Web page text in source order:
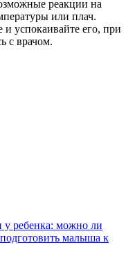
реакции на
или плач.
успокаивайте его, при
с врачом.
ребенка: можно ли
малыша к